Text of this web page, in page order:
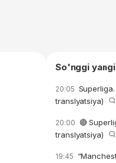
So'nggi
20:05
translyatsiya)
20:00 🔴
translyatsiya)
19:45